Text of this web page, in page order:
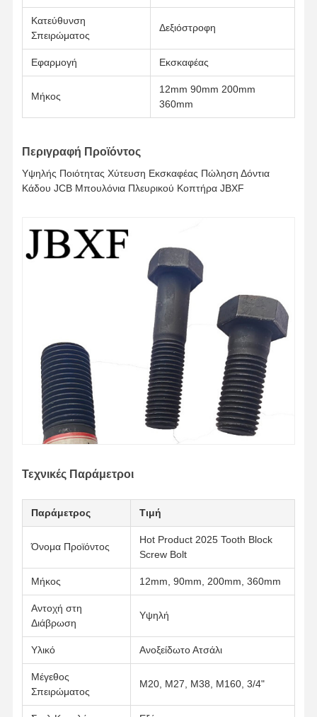
Σπίτι Βίντεο Εμφάνιση VR
Σχετικά Με
Ποιοτικός
Ειδήσεις Υποθέσεις Ιστολόγιο
Ζητήστε Μια
ΤΡΑΚΤΑΣΜΟΣ
Πυροβολητήρας
Τμήμα Bolt
βρόχο τροχιάς τροχιάς
Κατεύθυνση
Σπειρώματος
Δεξιόστροφη
Εφαρμογή Εκσκαφέας
Μήκος
12mm 90mm 200mm
360mm
Περιγραφή Προϊόντος
Υψηλής Ποιότητας Χύτευση Εκσκαφέας Πώληση Δόντια
Κάδου JCB Μπουλόνια Πλευρικού Κοπτήρα JBXF
Τεχνικές Παράμετροι
Παράμετρος Τιμή
Όνομα Προϊόντος
Hot Product 2025 Tooth Block
Screw Bolt
Μήκος 12mm, 90mm, 200mm, 360mm
Αντοχή στη
Διάβρωση
Υψηλή
Υλικό Ανοξείδωτο Ατσάλι
Μέγεθος
Σπειρώματος
M20, M27, M38, M160, 3/4"